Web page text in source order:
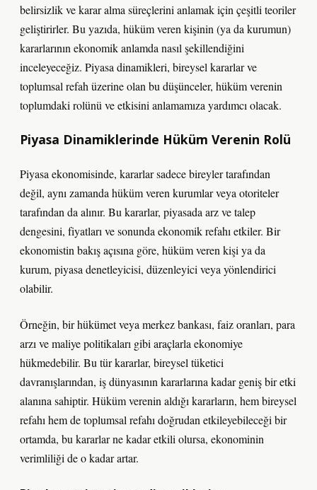
belirsizlik ve karar alma süreçlerini anlamak için çeşitli teoriler
geliştirirler. Bu yazıda, hüküm veren kişinin (ya da kurumun)
kararlarının ekonomik anlamda nasıl şekillendiğini
inceleyeceğiz. Piyasa dinamikleri, bireysel kararlar ve
toplumsal refah üzerine olan bu düşünceler, hüküm verenin
toplumdaki rolünü ve etkisini anlamamıza yardımcı olacak.
Piyasa Dinamiklerinde Hüküm Verenin Rolü
Piyasa ekonomisinde, kararlar sadece bireyler tarafından
değil, aynı zamanda hüküm veren kurumlar veya otoriteler
tarafından da alınır. Bu kararlar, piyasada arz ve talep
dengesini, fiyatları ve sonunda ekonomik refahı etkiler. Bir
ekonomistin bakış açısına göre, hüküm veren kişi ya da
kurum, piyasa denetleyicisi, düzenleyici veya yönlendirici
olabilir.
Örneğin, bir hükümet veya merkez bankası, faiz oranları, para
arzı ve maliye politikaları gibi araçlarla ekonomiye
hükmedebilir. Bu tür kararlar, bireysel tüketici
davranışlarından, iş dünyasının kararlarına kadar geniş bir etki
alanına sahiptir. Hüküm verenin aldığı kararların, hem bireysel
refahı hem de toplumsal refahı doğrudan etkileyebileceği bir
ortamda, bu kararlar ne kadar etkili olursa, ekonominin
verimliliği de o kadar artar.